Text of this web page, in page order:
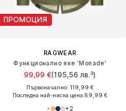
ПРОМОЦИЯ
RAGWEAR
Функционално яке 'Monade'
99,99 €(195,56 лв.³)
Първоначално: 119,99 €
Последна най-ниска цена:89,99 €
+2